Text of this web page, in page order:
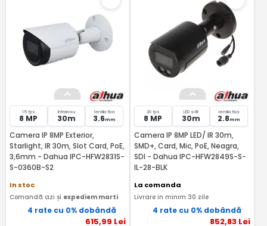
15 fps
8 MP
Infrarosu
30m
lentila fixa
3.6mm
Camera IP 8MP Exterior,
Starlight, IR 30m, Slot Card, PoE,
3,6mm - Dahua IPC-HFW2831S-
S-0360B-S2
In stoc
Comandă azi și expediem marti
4 rate cu 0% dobândă
615,99 Lei
20 fps
8 MP
LED si IR
30m
lentila fixa
2.8mm
Camera IP 8MP LED/ IR 30m,
SMD+, Card, Mic, PoE, Neagra,
SDI - Dahua IPC-HFW2849S-S-
IL-28-BLK
La comanda
Livrare in minim 30 zile
4 rate cu 0% dobândă
852,83 Lei